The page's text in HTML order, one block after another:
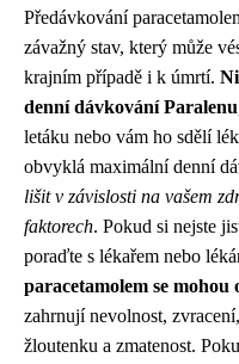
Předávkování
závažný stav, který může
krajním případě i k úmrtí.
denní dávkování Paralenu
letáku nebo vám ho sdělí
obvyklá maximální denní
lišit v závislosti na vašem
faktorech. Pokud si nejste
poraďte s lékařem nebo
paracetamolem se
zahrnují nevolnost,
žloutenku a zmatenost.